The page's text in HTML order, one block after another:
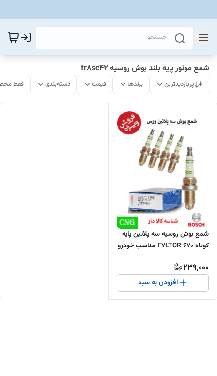
شمع موتور پایه بلند بوش روسیه fr8sc42
پربازدیدترین برندها قیمت دسته‌بندی فقط
شمع بوش روسیه سه پلاتین پایه
کوتاه F7LTCR 670 مناسب خودرو
239,000
افزودن به سبد